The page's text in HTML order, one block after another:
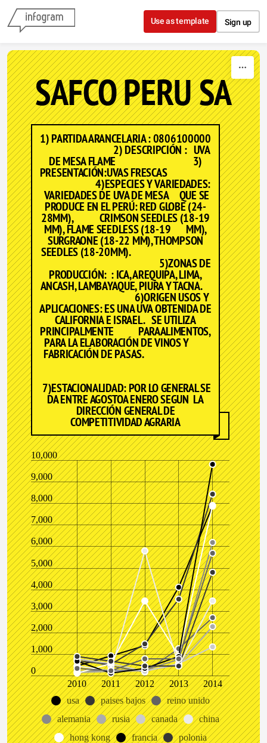
Skip to content
Use as template Sign up
SAFCO PERU SA
1) PARTIDA ARANCELARIA : 0806100000
2) DESCRIPCIÓN : UVA
DE MESA FLAME 3)
PRESENTACIÓN:UVAS FRESCAS
4)ESPECIES Y VARIEDADES:
VARIEDADES DE UVA DE MESA QUE SE
PRODUCE EN EL PERÚ: RED GLOBE (24-
28MM), CRIMSON SEEDLES (18-19
MM), FLAME SEEDLESS (18-19 MM),
SURGRAONE (18-22 MM), THOMPSON
SEEDLES (18-20MM).
5)ZONAS DE
PRODUCCIÓN: : ICA, AREQUIPA, LIMA,
ANCASH, LAMBAYAQUE, PIURA Y TACNA.
6)ORIGEN USOS Y
APLICACIONES: ES UNA UVA OBTENIDA DE
CALIFORNIA E ISRAEL . SE UTILIZA
PRINCIPALMENTE PARAALIMENTOS,
PARA LA ELABORACIÓN DE VINOS Y
FABRICACIÓN DE PASAS.
7)ESTACIONALIDAD: POR LO GENERAL SE
DA ENTRE AGOSTOA ENERO SEGUN LA
DIRECCIÓN GENERAL DE
COMPETITIVIDAD AGRARIA
0
1,000
2,000
3,000
4,000
5,000
6,000
7,000
8,000
9,000
10,000
2010 2011 2012 2013
2014
usa
paises bajos
reino unido
alemania
rusia canada
china
hong kong
francia
polonia